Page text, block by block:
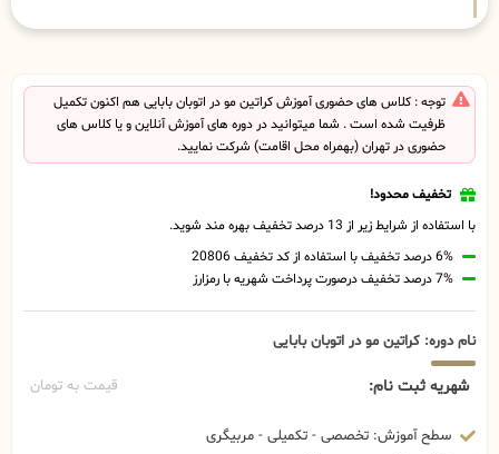
توجه : کلاس های حضوری آموزش کراتین مو در اتوبان بابایی هم اکنون تکمیل
ظرفیت شده است . شما میتوانید در دوره های آموزش آنلاین و یا کلاس های
حضوری در تهران (بهمراه محل اقامت) شرکت نمایید.
تخفیف محدود!
با استفاده از شرایط زیر از 13 درصد تخفیف بهره مند شوید.
6% درصد تخفیف با استفاده از کد تخفیف 20806
7% درصد تخفیف درصورت پرداخت شهریه با رمزارز
نام دوره: کراتین مو در اتوبان بابایی
شهریه ثبت نام: قیمت به تومان
سطح آموزش: تخصصی - تکمیلی - مربیگری